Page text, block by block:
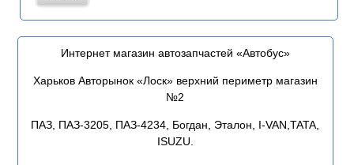
Интернет магазин автозапчастей «Автобус»
Харьков Авторынок «Лоск» верхний периметр магазин
№2
ПАЗ, ПАЗ-3205, ПАЗ-4234, Богдан, Эталон, I-VAN,TATA,
ISUZU.